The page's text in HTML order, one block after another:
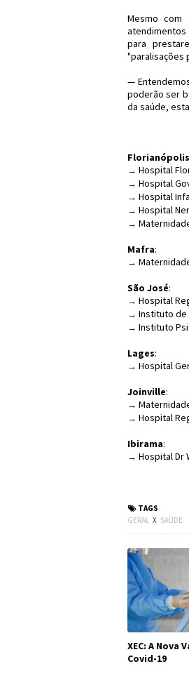
Mesmo com
para
"paralisações
—
poderão ser
da saúde,
Florianópolis
→ Hospital
→ Hospital
→ Hospital
→ Hospital
→
Mafra:
→
São José:
→ Hospital
→ Instituto de
→ Instituto
Lages:
→ Hospital
Joinville:
→
→ Hospital
Ibirama:
→ Hospital Dr
TAGS
GERAL X SAÚDE
XEC: A Nova
Covid-19